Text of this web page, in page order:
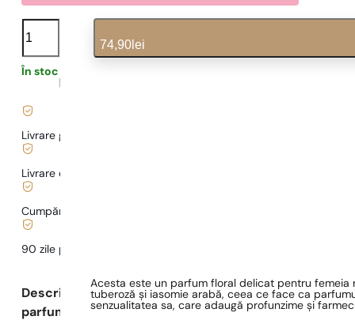
N°
422
cantitate
74,90 lei
În stoc
Livrare gratuită de la
Livrare de la
Cumpărături și plăți sigure
90 zile pentru a
Descrierea
parfumului
Acesta este un parfum floral delicat pentru femeia
tuberoză și iasomie arabă, ceea ce face ca
senzualitatea sa, care adaugă profunzime și